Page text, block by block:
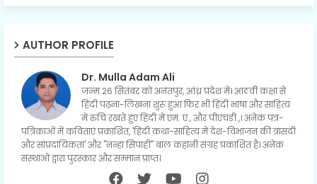
AUTHOR PROFILE
Dr. Mulla Adam Ali
जन्म 26 सितंबर को अनंतपुर, आंध्र प्रदेश में। आठवीं कक्षा से
हिंदी पढ़ना-लिखना शुरू हुआ फिर भी हिंदी भाषा और साहित्य
में रुचि रखते हुए हिंदी में एम. ए., और पीएचडी.,। अनेक पत्र-
पत्रिकाओं में कविताएं प्रकाशित, 'हिंदी कथा-साहित्य में देश-विभाजन की त्रासदी
और सांप्रदायिकता' और "नन्हा सिपाही" बाल कहानी संग्रह प्रकाशित है। अनेक
संस्थाओं द्वारा पुरस्कार और सम्मान प्राप्त।